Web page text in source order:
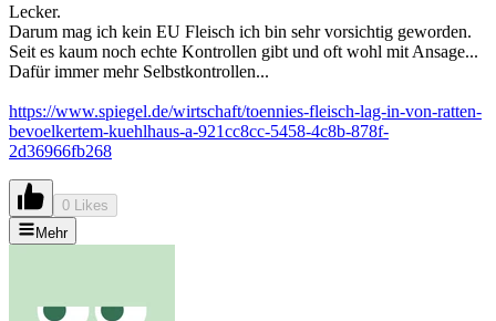
Lecker.
Darum mag ich kein EU Fleisch ich bin sehr vorsichtig geworden.
Seit es kaum noch echte Kontrollen gibt und oft wohl mit Ansage...
Dafür immer mehr Selbstkontrollen...
https://www.spiegel.de/wirtschaft/toennies-fleisch-lag-in-von-ratten-
bevoelkertem-kuehlhaus-a-921cc8cc-5458-4c8b-878f-
2d36966fb268
0 Likes
Mehr